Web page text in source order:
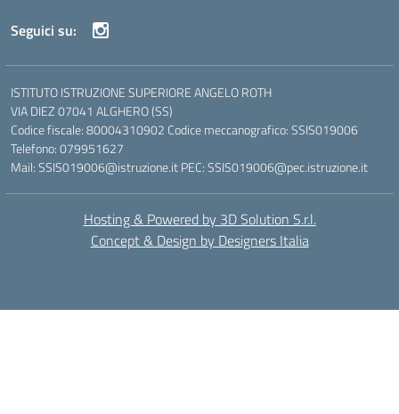
Seguici su:
ISTITUTO ISTRUZIONE SUPERIORE ANGELO ROTH
VIA DIEZ 07041 ALGHERO (SS)
Codice fiscale: 80004310902 Codice meccanografico: SSIS019006
Telefono: 079951627
Mail: SSIS019006@istruzione.it PEC: SSIS019006@pec.istruzione.it
Hosting & Powered by 3D Solution S.r.l.
Concept & Design by Designers Italia